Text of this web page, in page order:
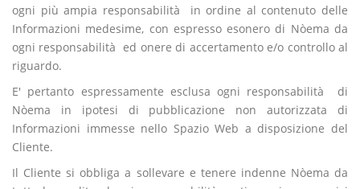
ogni più ampia responsabilità in ordine al contenuto delle
Informazioni medesime, con espresso esonero di Nòema da
ogni responsabilità ed onere di accertamento e/o controllo al
riguardo.
E' pertanto espressamente esclusa ogni responsabilità di
Nòema in ipotesi di pubblicazione non autorizzata di
Informazioni immesse nello Spazio Web a disposizione del
Cliente.
Il Cliente si obbliga a sollevare e tenere indenne Nòema da